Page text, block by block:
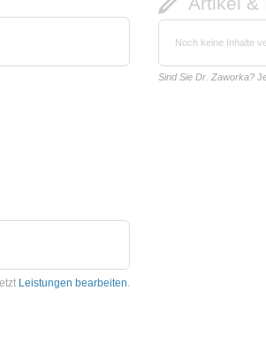
Leistungen bearbeiten.
Noch keine Inhalte
Sind Sie Dr. Zaworka?